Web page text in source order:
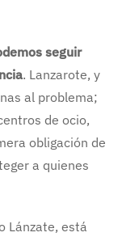
seguir
. Lanzarote, y
al problema;
de ocio,
obligación de
a quienes
Lánzate, está